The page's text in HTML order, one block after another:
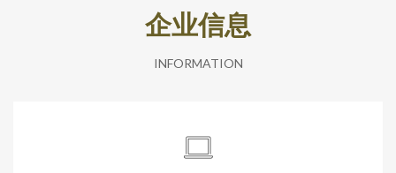
企业信息
INFORMATION